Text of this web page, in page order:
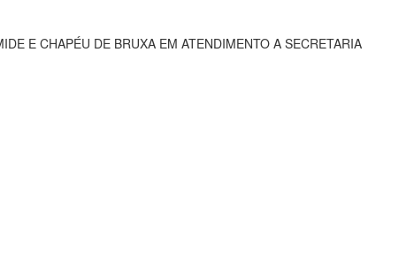
E CHAPÉU DE BRUXA EM ATENDIMENTO A SECRETARIA